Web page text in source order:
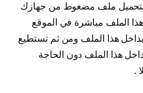
بتحميل ملف مضغوط من جهازك
الملف مباشرة في الموقع
هذا الملف ومن ثم تستطيع
هذا الملف دون الحاجة
.